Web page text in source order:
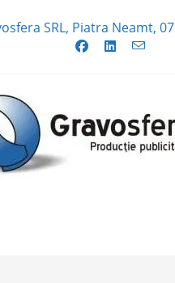
SRL, Piatra Neamt,